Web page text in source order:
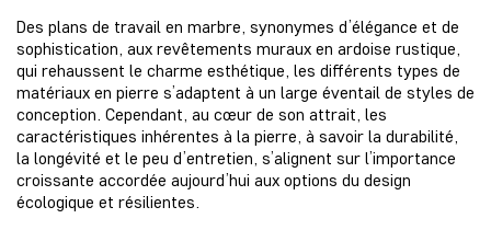
Des plans de travail en marbre, synonymes d’élégance et de
sophistication, aux revêtements muraux en ardoise rustique,
qui rehaussent le charme esthétique, les différents types de
matériaux en pierre s’adaptent à un large éventail de styles de
conception. Cependant, au cœur de son attrait, les
caractéristiques inhérentes à la pierre, à savoir la durabilité,
la longévité et le peu d’entretien, s’alignent sur l’importance
croissante accordée aujourd’hui aux options du design
écologique et résilientes.